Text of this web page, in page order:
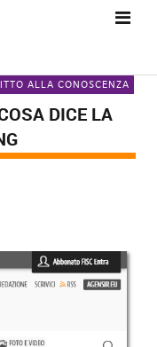
ALLA CONOSCENZA
DICE LA